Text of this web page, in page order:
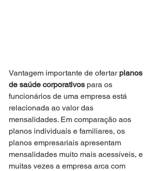
Vantagem importante de ofertar planos
de saúde corporativos para os
funcionários de uma empresa está
relacionada ao valor das
mensalidades. Em comparação aos
planos individuais e familiares, os
planos empresariais apresentam
mensalidades muito mais acessíveis, e
muitas vezes a empresa arca com